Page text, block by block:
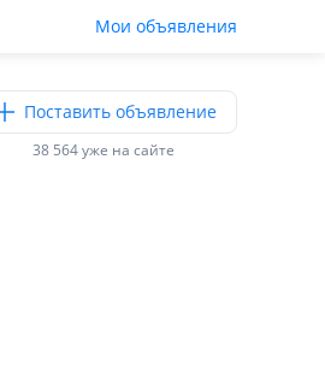
Мои объявления
Поставить объявление
38 564 уже на сайте